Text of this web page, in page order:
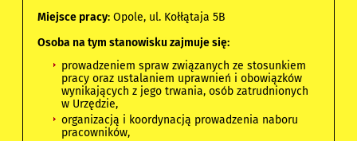
Miejsce pracy: Opole, ul. Kołłątaja 5B
Osoba na tym stanowisku zajmuje się:
prowadzeniem spraw związanych ze stosunkiem
pracy oraz ustalaniem uprawnień i obowiązków
wynikających z jego trwania, osób zatrudnionych
w Urzędzie,
organizacją i koordynacją prowadzenia naboru
pracowników,